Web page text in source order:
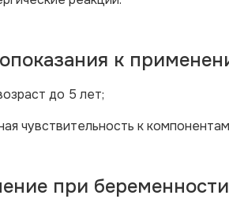
к
до 5 лет;
чувствительность к
при